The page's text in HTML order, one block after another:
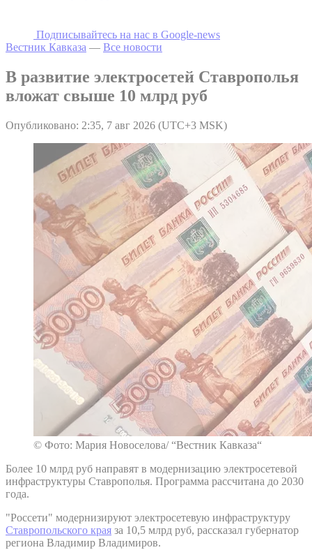
Подписывайтесь на наc в Google-news
Вестник Кавказа — Все новости
В развитие электросетей Ставрополья
вложат свыше 10 млрд руб
Опубликовано: 2:35, 7 авг 2026 (UTC+3 MSK)
© Фото: Мария Новоселова/ “Вестник Кавказа“
Более 10 млрд руб направят в модернизацию электросетевой
инфраструктуры Ставрополья. Программа рассчитана до 2030
года.
"Россети" модернизируют электросетевую инфраструктуру
Ставропольского края за 10,5 млрд руб, рассказал губернатор
региона Владимир Владимиров.